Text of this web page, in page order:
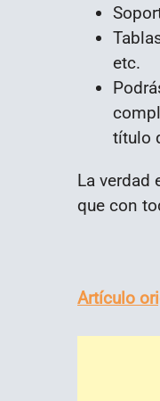
etc.
título
La verdad
que con
Artículo